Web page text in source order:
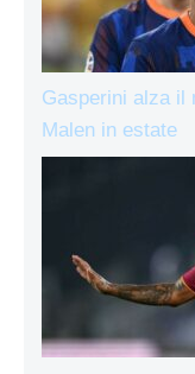
Gasperini alza il
Malen in estate